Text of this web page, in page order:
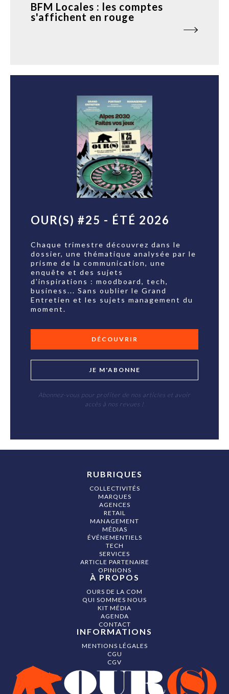
BFM Locales : les comptes
s'affichent en rouge
OUR(S) #25 - ÉTÉ 2026
Chaque trimestre découvrez dans le
dossier, une thématique analysée par le
prisme de la communication, une
enquête et des sujets
d'inspirations : moodboard, tech,
business... Sans oublier le Grand
Entretien et les sujets management du
moment.
DÉCOUVRIR
JE M'ABONNE
Abonnez-vous pour profiter de nos articles et avoir
accès à nos revues !
RUBRIQUES
COLLECTIVITÉS
MARQUES
AGENCES
RETAIL
MANAGEMENT
MÉDIAS
ÉVÉNEMENTIELS
TECH
SERVICES
ARTICLE PARTENAIRE
OPINIONS
À PROPOS
OURS DE LA COM
QUI SOMMES NOUS
KIT MÉDIA
AGENDA
CONTACT
INFORMATIONS
MENTIONS LÉGALES
CGU
CGV